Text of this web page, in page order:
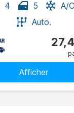
4 5
A/C
Auto.
Afficher